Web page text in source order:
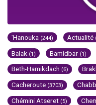
'Hanouka (244) Actualité
Balak (1) Bamidbar (1)
Beth-Hamikdach (6)
Cacheroute (3703)
Chémini Atseret (5)